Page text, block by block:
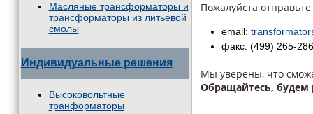
Масляные трансформаторы и
трансформаторы из литьевой
смолы
Индивидуальные решения
Высоковольтные
транформаторы
Пожалуйста
email:
факс: (499) 265-
Мы уверены, что
Обращайтесь, будем